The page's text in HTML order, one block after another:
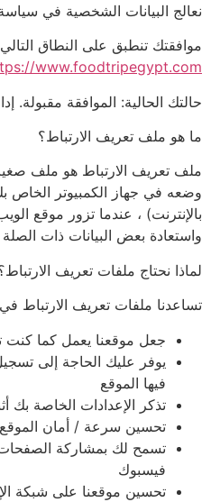
نعالج البيانات الشخصية في
موافقتك تنطبق على النطاق
www.foodtripegypt.com
حالتك الحالية: الموافقة مقبولة.
ما هو ملف تعريف الارتباط؟
ملف تعريف الارتباط هو ملف
وضعه في جهاز الكمبيوتر الخاص
بالإنترنت) ، عندما تزور موقع
واستعادة بعض البيانات ذات
لماذا نحتاج ملفات تعريف
تساعدنا ملفات تعريف الارتباط
جعل موقعنا يعمل كما كنت
يوفر عليك الحاجة إلى
فيها الموقع
تذكر الإعدادات الخاصة بك
تحسين سرعة / أمان الموقع
تسمح لك بمشاركة
فيسبوك
تحسين موقعنا على شبكة